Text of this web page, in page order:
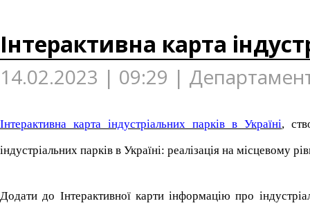
Інтерактивна карта
14.02.2023 | 09:29 | Департамент
Інтерактивна карта індустріальних парків в Україні,
індустріальних парків в Україні: реалізація на місцевому
Додати до Інтерактивної карти інформацію про